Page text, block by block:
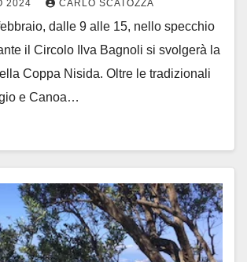
2024 CARLO SCATOZZA
dalle 9 alle 15, nello specchio
il Circolo Ilva Bagnoli si svolgerà la
Coppa Nisida. Oltre le tradizionali
e Canoa…